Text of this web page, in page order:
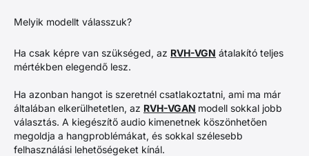
Melyik modellt válasszuk?
Ha csak képre van szükséged, az RVH-VGN átalakító teljes
mértékben elegendő lesz.
Ha azonban hangot is szeretnél csatlakoztatni, ami ma már
általában elkerülhetetlen, az RVH-VGAN modell sokkal jobb
választás. A kiegészítő audio kimenetnek köszönhetően
megoldja a hangproblémákat, és sokkal szélesebb
felhasználási lehetőségeket kínál.